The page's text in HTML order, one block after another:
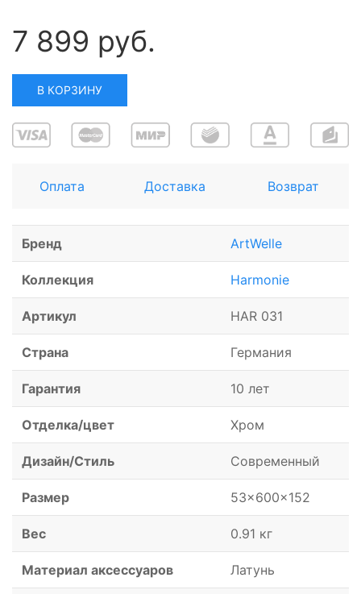
7 899 руб.
В КОРЗИНУ
Оплата Доставка Возврат
Бренд ArtWelle
Коллекция Harmonie
Артикул HAR 031
Страна Германия
Гарантия 10 лет
Отделка/цвет Хром
Дизайн/Стиль Современный
Размер 53x600x152
Вес 0.91 кг
Материал аксессуаров Латунь